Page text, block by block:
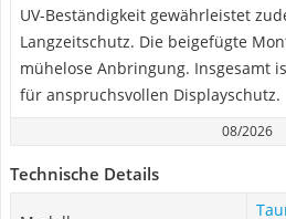
UV-Beständigkeit gewährleistet
Langzeitschutz. Die beigefügte
mühelose Anbringung. Insgesamt
für anspruchsvollen Displayschutz.
08/2026
Technische Details